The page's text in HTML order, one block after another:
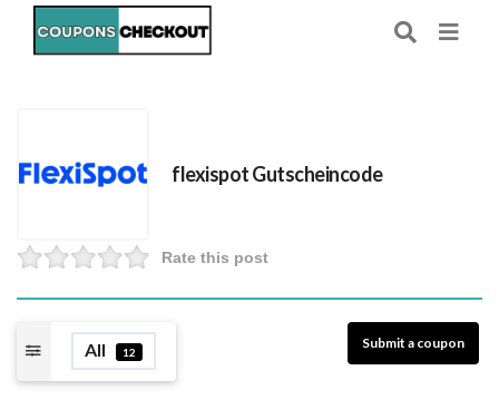
flexispot Gutscheincode
Rate this post
All 12
Submit a coupon